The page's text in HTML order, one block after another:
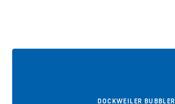
DOCKWEILER BUBBLER